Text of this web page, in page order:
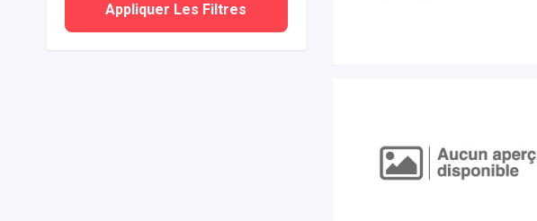
Appliquer Les Filtres